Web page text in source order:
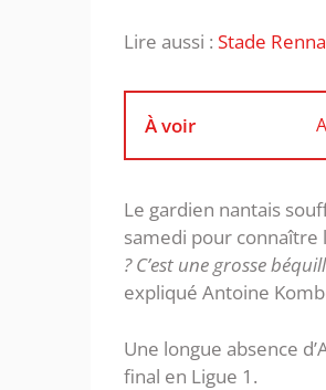
Lire aussi : Stade
À voir
Le gardien nantais
samedi pour connaître
? C’est une grosse
expliqué Antoine
Une longue absence
final en Ligue 1.